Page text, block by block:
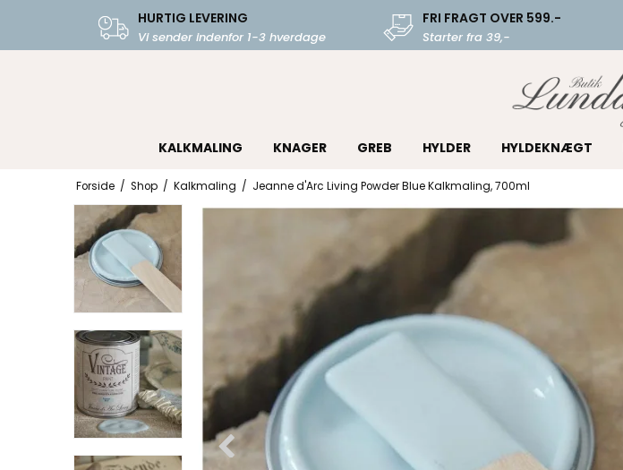
HURTIG LEVERING
Vi sender indenfor 1-3 hverdage
FRI FRAGT OVER 599.-
Starter fra 39,-
KALKMALING KNAGER GREB HYLDER HYLDEKNÆGT
Forside / Shop / Kalkmaling / Jeanne d'Arc Living Powder Blue Kalkmaling, 700ml